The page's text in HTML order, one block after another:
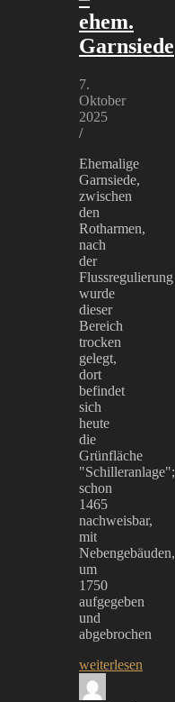
ehem.
Garnsiede
7.
Oktober
2025
/
Ehemalige
Garnsiede,
zwischen
den
Rotharmen,
nach
der
Flussregulierung
wurde
dieser
Bereich
trocken
gelegt,
dort
befindet
sich
heute
die
Grünfläche
"Schilleranlage";
schon
1465
nachweisbar,
mit
Nebengebäuden,
um
1750
aufgegeben
und
abgebrochen
weiterlesen